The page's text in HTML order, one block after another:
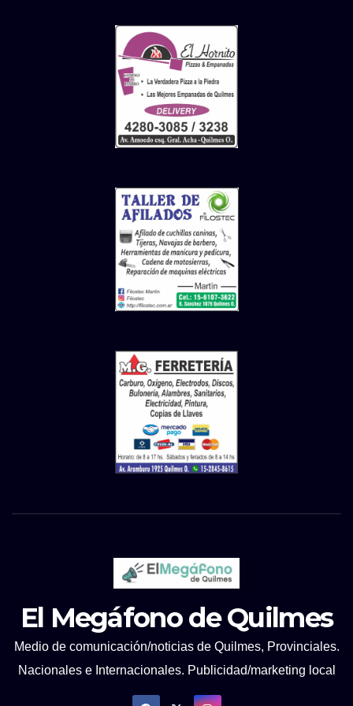
El Megáfono de Quilmes
Medio de comunicación/noticias de Quilmes, Provinciales.
Nacionales e Internacionales. Publicidad/marketing local